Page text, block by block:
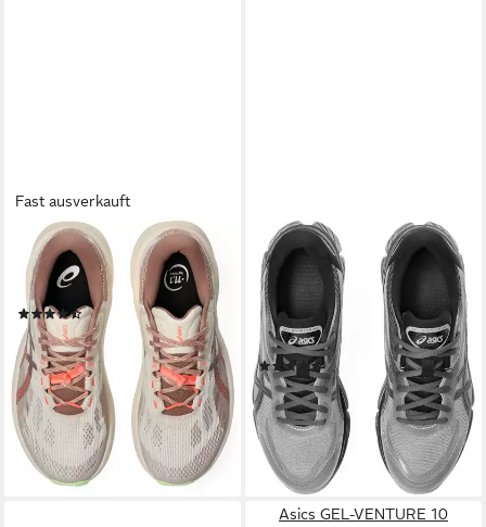
Fast ausverkauft
ASICS
TRABUCO 14
Trailrunningschuh
(2)
ab 157,99 €
lieferbar - in 1-2 Werktagen bei dir
ASICS SPORTSTYLE
GEL-QUANTUM 360 VIII
Sneaker mit GEL-Technologie,
leicht profiliertes
Laufsohlenprofil
(16)
87,99 € UVP 180,00 €
-51%
lieferbar - in 1-2 Werktagen bei dir
Asics GEL-VENTURE 10